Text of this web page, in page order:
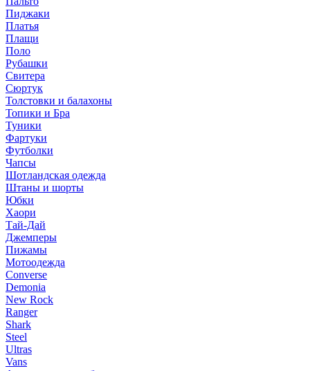
Пиджаки
Платья
Плащи
Поло
Рубашки
Свитера
Сюртук
Толстовки и балахоны
Топики и Бра
Туники
Фартуки
Футболки
Чапсы
Шотландская одежда
Штаны и шорты
Юбки
Хаори
Тай-Дай
Джемперы
Пижамы
Мотоодежда
Converse
Demonia
New Rock
Ranger
Shark
Steel
Ultras
Vans